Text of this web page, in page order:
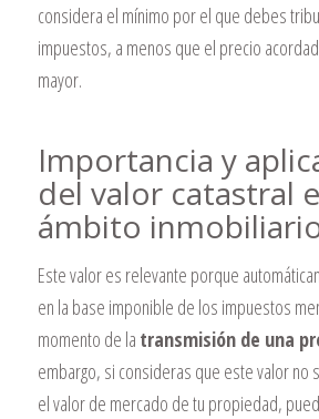
considera el mínimo por el que debes
impuestos, a menos que el precio
mayor.
Importancia y
del valor catastral
ámbito
Este valor es relevante porque
en la base imponible de los impuestos
momento de la transmisión de una
embargo, si consideras que este valor no
el valor de mercado de tu propiedad,